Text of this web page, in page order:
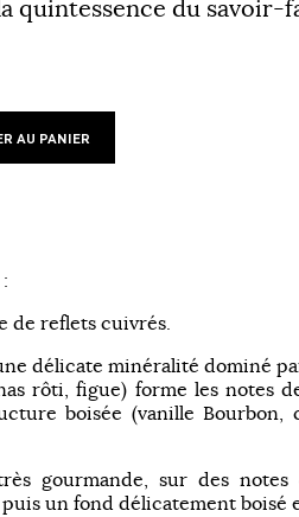
quintessence du savoir-
AU PANIER
:
de reflets cuivrés.
délicate minéralité dominé
rôti, figue) forme les notes
boisée (vanille Bourbon,
gourmande, sur des notes
un fond délicatement boisé